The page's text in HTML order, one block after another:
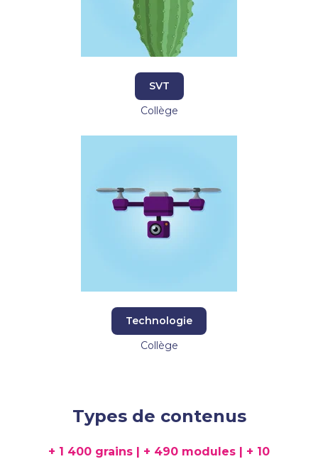
SVT
Collège
Technologie
Collège
Types de contenus
+ 1 400 grains | + 490 modules | + 10